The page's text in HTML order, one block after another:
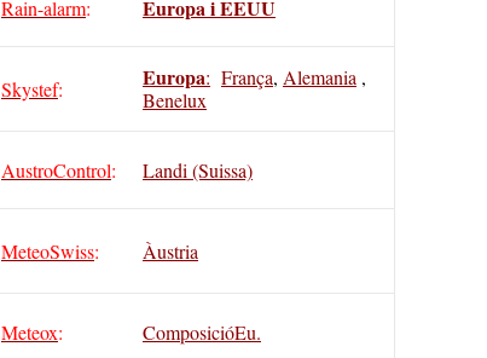
Rain-alarm: Europa i EEUU
Skystef: Europa: França, Alemania ,
Benelux
AustroControl: Landi (Suissa)
MeteoSwiss: Àustria
Meteox: ComposicióEu.